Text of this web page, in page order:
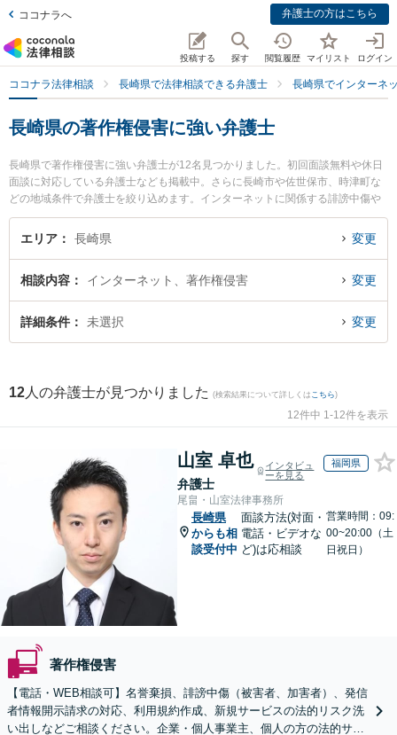
ココナラへ 弁護士の方はこちら
投稿する 探す 閲覧履歴 マイリスト ログイン
ココナラ法律相談 長崎県で法律相談できる弁護士 長崎県でインターネ
長崎県の著作権侵害に強い弁護士
長崎県で著作権侵害に強い弁護士が12名見つかりました。初回面談無料や休日
面談に対応している弁護士なども掲載中。さらに長崎市や佐世保市、時津町な
どの地域条件で弁護士を絞り込めます。インターネットに関係する誹謗中傷や
名誉毀損、個人特定等の細かな分野での絞り込み検索もでき便利です。特に竹
口・堀法律事務所の竹口 将太弁護士や弁護士法人大村綜合法律事務所 早岐オフ
す。『長崎県で土日や夜間に発生した著作権侵害のトラブルを今すぐに弁護士
に相談したい』『著作権侵害のトラブル解決の実績豊富な近くの弁護士を検索
したい』『初回相談無料で著作権侵害を法律相談できる長崎県内の弁護士に相
エリア 長崎県 変更
相談内容 インターネット、著作権侵害 変更
詳細条件 未選択 変更
12 人の弁護士が見つかりました (検索結果について詳しくは こちら)
12件中 1-12件を表示
山室 卓也
弁護士
インタビュ
ーを見る
福岡県
尾畠・山室法律事務所
長崎県
からも相
談受付中
面談方法(対面・
電話・ビデオな
ど)は応相談
営業時間：09:
00~20:00（土
日祝日）
著作権侵害
【電話・WEB相談可】名誉棄損、誹謗中傷（被害者、加害者）、発信
者情報開示請求の対応、利用規約作成、新規サービスの法的リスク洗
い出しなどご相談ください。企業・個人事業主、個人の方の法的サポ